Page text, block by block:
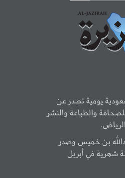
يومية تصدر عن
والطباعة والنشر
بن خميس وصدر
شهرية في أبريل